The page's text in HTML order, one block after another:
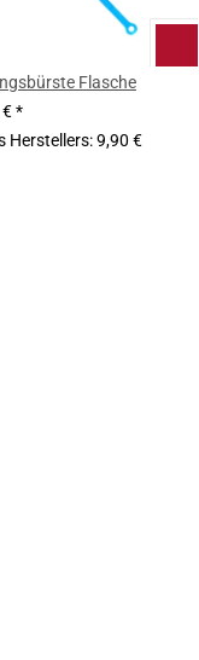
Flasche
€*
Herstellers:9,90 €